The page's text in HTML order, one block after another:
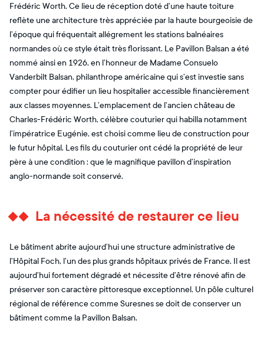
Frédéric Worth. Ce lieu de réception doté d’une haute toiture
reflète une architecture très appréciée par la haute bourgeoisie de
l’époque qui fréquentait allégrement les stations balnéaires
normandes où ce style était très florissant. Le Pavillon Balsan a été
nommé ainsi en 1926, en l’honneur de Madame Consuelo
Vanderbilt Balsan, philanthrope américaine qui s’est investie sans
compter pour édifier un lieu hospitalier accessible financièrement
aux classes moyennes. L’emplacement de l’ancien château de
Charles-Frédéric Worth, célèbre couturier qui habilla notamment
l’impératrice Eugénie, est choisi comme lieu de construction pour
le futur hôpital. Les fils du couturier ont cédé la propriété de leur
père à une condition : que le magnifique pavillon d’inspiration
anglo-normande soit conservé.
La nécessité de restaurer ce lieu
Le bâtiment abrite aujourd’hui une structure administrative de
l’Hôpital Foch, l’un des plus grands hôpitaux privés de France. Il est
aujourd’hui fortement dégradé et nécessite d’être rénové afin de
préserver son caractère pittoresque exceptionnel. Un pôle culturel
régional de référence comme Suresnes se doit de conserver un
bâtiment comme la Pavillon Balsan.